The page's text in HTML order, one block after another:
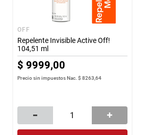
OFF
Repelente Invisible Active Off!
104,51 ml
$ 9999,00
Precio sin impuestos Nac. $ 8263,64